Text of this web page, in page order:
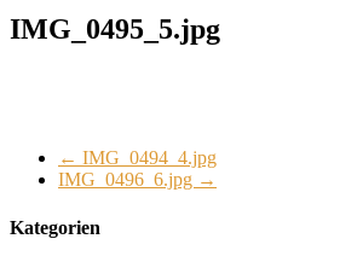
IMG_0495_5.jpg
← IMG_0494_4.jpg
IMG_0496_6.jpg →
Kategorien